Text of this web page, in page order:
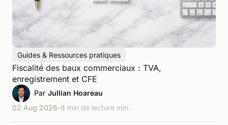
Guides & Ressources pratiques
Fiscalité des baux commerciaux : TVA,
enregistrement et CFE
Par Jullian Hoareau
02 Aug 2026-8 min de lecture